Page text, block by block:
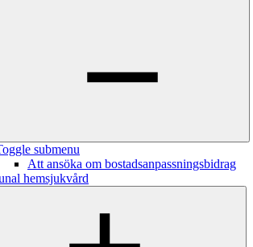
submenu
Att ansöka om bostadsanpassningsbidrag
hemsjukvård